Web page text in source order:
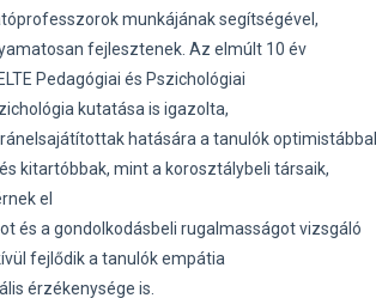
munkájának segítségével,
fejlesztenek. Az elmúlt 10 év
Pedagógiai és Pszichológiai
kutatása is igazolta,
hatására a tanulók
kitartóbbak, mint a korosztálybeli társaik,
el
és a gondolkodásbeli rugalmasságot vizsgáló
fejlődik a tanulók empátia
érzékenysége is.